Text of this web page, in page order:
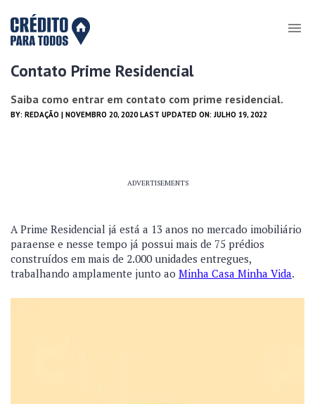
Contato Prime Residencial
Saiba como entrar em contato com prime residencial.
BY: REDAÇÃO | NOVEMBRO 20, 2020 LAST UPDATED ON: JULHO 19, 2022
ADVERTISEMENTS
A Prime Residencial já está a 13 anos no mercado imobiliário
paraense e nesse tempo já possui mais de 75 prédios
construídos em mais de 2.000 unidades entregues,
trabalhando amplamente junto ao Minha Casa Minha Vida.